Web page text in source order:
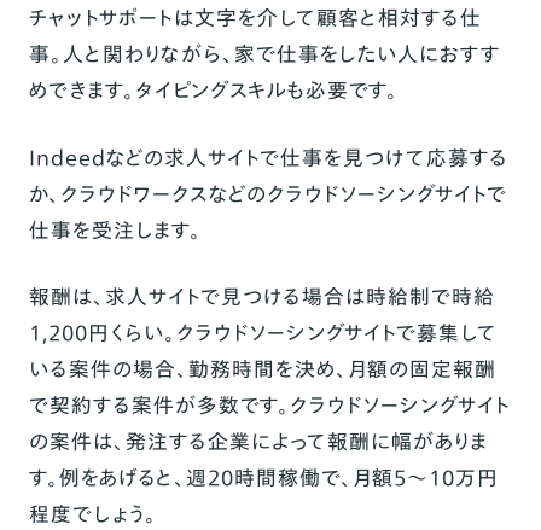
チャットサポートは文字を介して顧客と相対する仕
事。人と関わりながら、家で仕事をしたい人におすす
めできます。タイピングスキルも必要です。
Indeedなどの求人サイトで仕事を見つけて応募する
か、クラウドワークスなどのクラウドソーシングサイトで
仕事を受注します。
報酬は、求人サイトで見つける場合は時給制で時給
1,200円くらい。クラウドソーシングサイトで募集して
いる案件の場合、勤務時間を決め、月額の固定報酬
で契約する案件が多数です。クラウドソーシングサイト
の案件は、発注する企業によって報酬に幅がありま
す。例をあげると、週20時間稼働で、月額5～10万円
程度でしょう。